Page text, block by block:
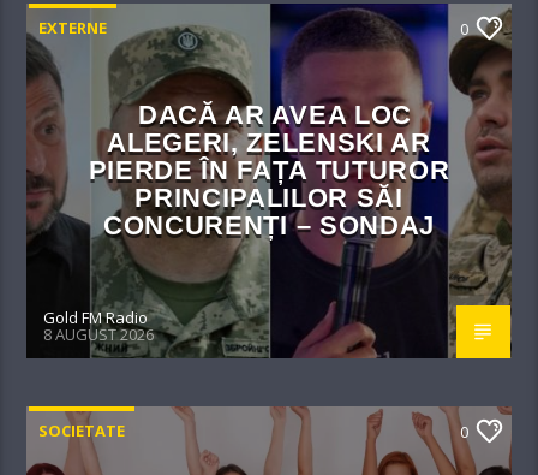
EXTERNE 0
DACĂ AR AVEA LOC
ALEGERI, ZELENSKI AR
PIERDE ÎN FAȚA TUTUROR
PRINCIPALILOR SĂI
CONCURENȚI – SONDAJ
Gold FM Radio
8 AUGUST 2026
SOCIETATE 0